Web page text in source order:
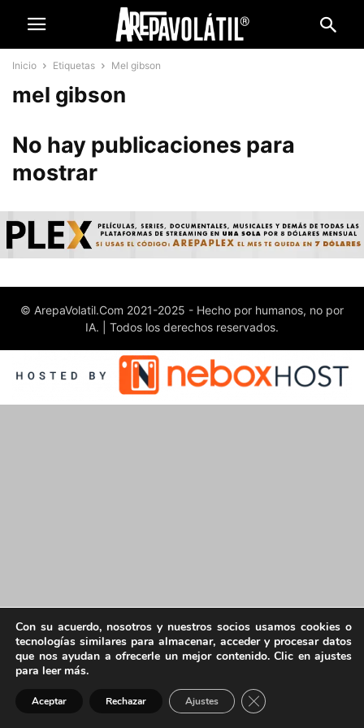
Inicio Etiquetas Mel gibson
mel gibson
No hay publicaciones para
mostrar
© ArepaVolatil.Com 2021-2025 - Hecho por humanos, no por
IA. | Todos los derechos reservados.
Con su acuerdo, nosotros y nuestros socios usamos cookies o
tecnologías similares para almacenar, acceder y procesar datos
que nos ayudan a ofrecerle un mejor contenido. Clic en ajustes
para leer más.
Aceptar Rechazar Ajustes Cerrar el banner de